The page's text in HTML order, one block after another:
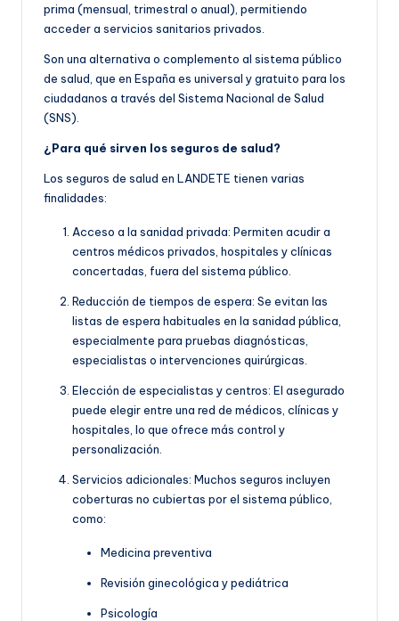
prima (mensual, trimestral o anual), permitiendo
acceder a servicios sanitarios privados.
Son una alternativa o complemento al sistema público
de salud, que en España es universal y gratuito para los
ciudadanos a través del Sistema Nacional de Salud
(SNS).
¿Para qué sirven los seguros de salud?
Los seguros de salud en LANDETE tienen varias
finalidades:
Acceso a la sanidad privada: Permiten acudir a
centros médicos privados, hospitales y clínicas
concertadas, fuera del sistema público.
Reducción de tiempos de espera: Se evitan las
listas de espera habituales en la sanidad pública,
especialmente para pruebas diagnósticas,
especialistas o intervenciones quirúrgicas.
Elección de especialistas y centros: El asegurado
puede elegir entre una red de médicos, clínicas y
hospitales, lo que ofrece más control y
personalización.
Servicios adicionales: Muchos seguros incluyen
coberturas no cubiertas por el sistema público,
como:
Medicina preventiva
Revisión ginecológica y pediátrica
Psicología